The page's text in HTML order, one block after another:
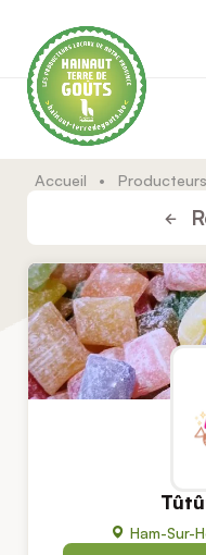
Accueil • Producteurs
Ham-Sur-